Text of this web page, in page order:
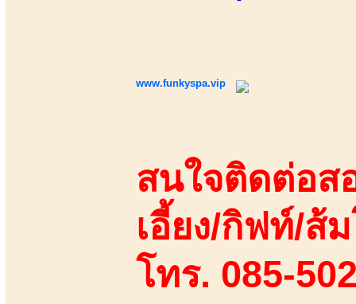
www.funkyspa.vip
สนใจติดต่อส
เอี้ยง/กิฟท์/ส้
โทร. 085-